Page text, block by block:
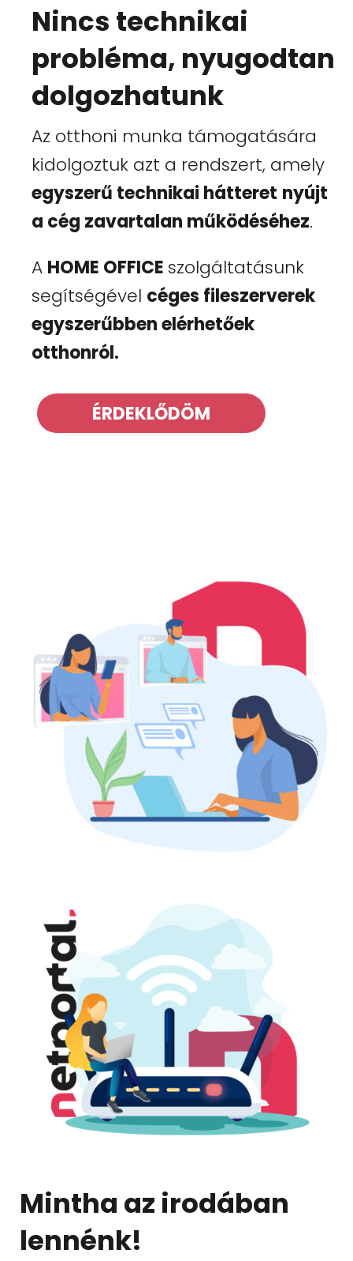
Nincs technikai
probléma, nyugodtan
dolgozhatunk
Az otthoni munka támogatására
kidolgoztuk azt a rendszert, amely
egyszerű technikai hátteret nyújt
a cég zavartalan működéséhez.
A HOME OFFICEszolgáltatásunk
segítségével céges fileszerverek
egyszerűbben elérhetőek
otthonról.
ÉRDEKLŐDÖM
Mintha az irodában
lennénk!